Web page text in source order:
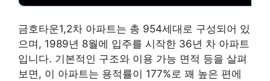
금호타운1,2차 아파트는 총 954세대로 구성되어 있
으며, 1989년 8월에 입주를 시작한 36년 차 아파트
입니다. 기본적인 구조와 이용 가능 면적 등을 살펴
보면, 이 아파트는 용적률이 177%로 꽤 높은 편에